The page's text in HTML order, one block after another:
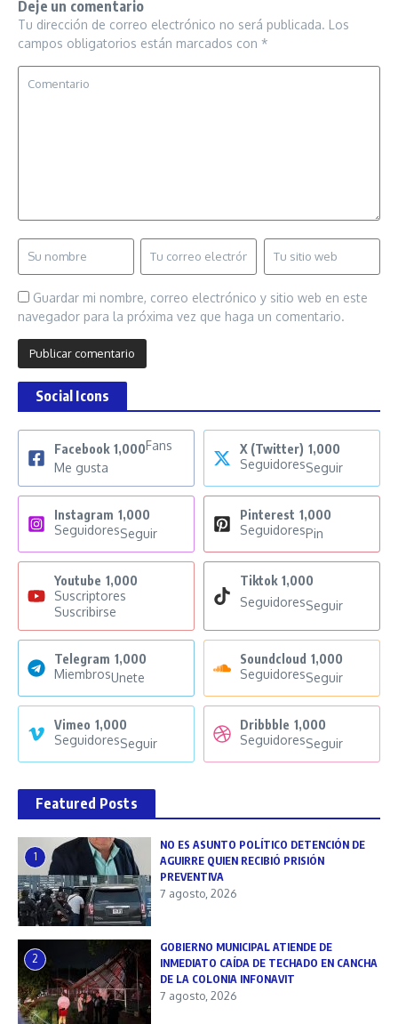
Deje un comentario
Tu dirección de correo electrónico no será publicada. Los
campos obligatorios están marcados con *
Guardar mi nombre, correo electrónico y sitio web en este
navegador para la próxima vez que haga un comentario.
Social Icons
Facebook 1,000Fans
Me gusta
X (Twitter) 1,000
SeguidoresSeguir
Instagram 1,000
SeguidoresSeguir
Pinterest 1,000
SeguidoresPin
Youtube 1,000
Suscriptores
Suscribirse
Tiktok 1,000
SeguidoresSeguir
Telegram 1,000
MiembrosUnete
Soundcloud 1,000
SeguidoresSeguir
Vimeo 1,000
SeguidoresSeguir
Dribbble 1,000
SeguidoresSeguir
Featured Posts
1
NO ES ASUNTO POLÍTICO DETENCIÓN DE
AGUIRRE QUIEN RECIBIÓ PRISIÓN
PREVENTIVA
7 agosto, 2026
2
GOBIERNO MUNICIPAL ATIENDE DE
INMEDIATO CAÍDA DE TECHADO EN CANCHA
DE LA COLONIA INFONAVIT
7 agosto, 2026